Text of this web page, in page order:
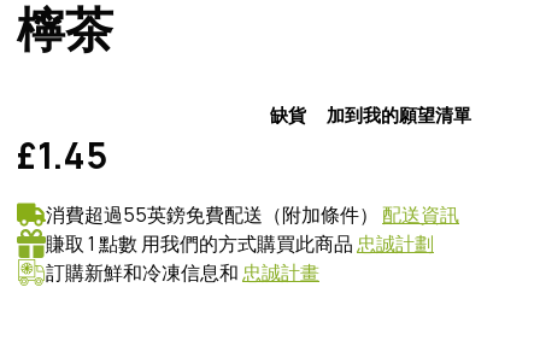
檸茶
£1.45
缺貨 加到我的願望清單
消費超過55英鎊免費配送（附加條件） 配送資訊
賺取 1 點數 用我們的方式購買此商品忠誠計劃
訂購新鮮和冷凍信息和忠誠計畫